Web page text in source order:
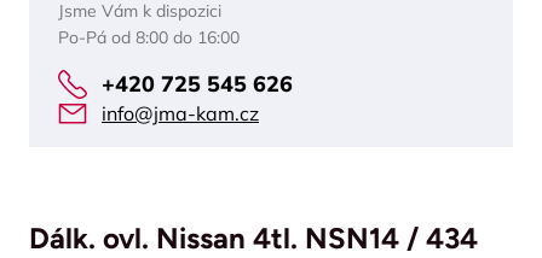
Jsme Vám k dispozici
Po-Pá od 8:00 do 16:00
+420 725 545 626
info@jma-kam.cz
Dálk. ovl. Nissan 4tl. NSN14 / 434